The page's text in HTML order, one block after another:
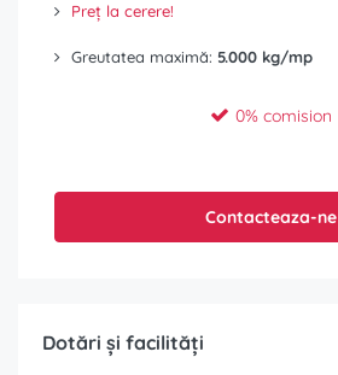
Preț la cerere!
Greutatea maximă: 5.000 kg/mp
0% comision
Contacteaza-ne
Dotări și facilități